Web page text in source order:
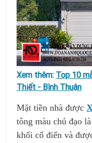
Xem thêm: Top 10
Thiết - Bình Thuận
Mặt tiền nhà được
tông màu chủ đạo
khối cổ điển và